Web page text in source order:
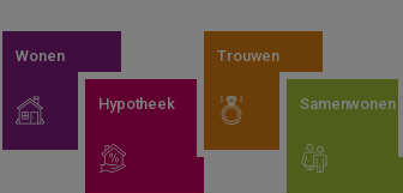
Wonen
Hypotheek
Trouwen
Samenwonen